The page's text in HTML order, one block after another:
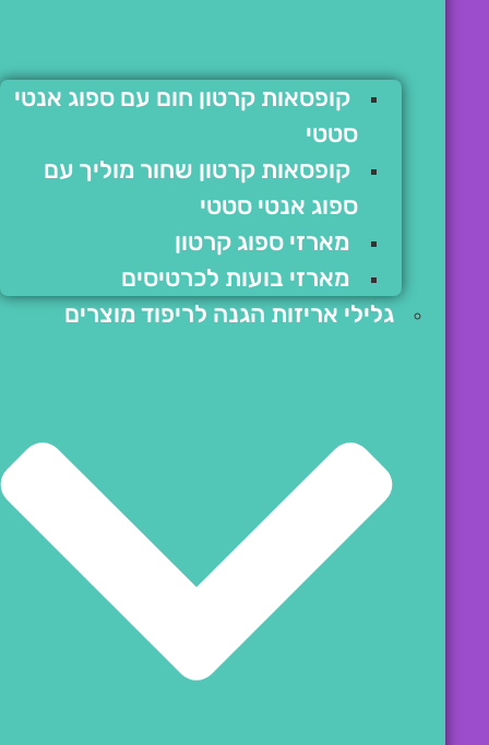
קופסאות קרטון חום עם ספוג אנטי
סטטי
קופסאות קרטון שחור מוליך עם
ספוג אנטי סטטי
מארזי ספוג קרטון
מארזי בועות לכרטיסים
גלילי אריזות הגנה לריפוד מוצרים